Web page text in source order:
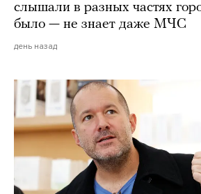
слышали в разных частях
было — не знает даже МЧС
день назад